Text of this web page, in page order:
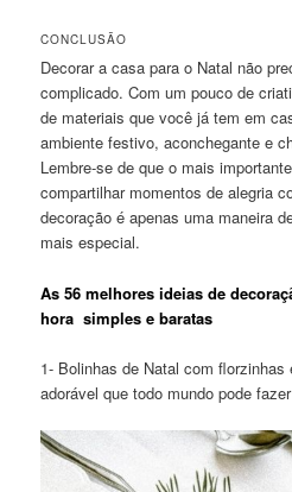
CONCLUSÃO
Decorar a casa para o Natal não
complicado. Com um pouco de
de materiais que você já tem em
ambiente festivo, aconchegante e
Lembre-se de que o mais
compartilhar momentos de alegria
decoração é apenas uma maneira
mais especial.
As 56 melhores ideias de
hora simples e baratas
1- Bolinhas de Natal com
adorável que todo mundo pode fazer